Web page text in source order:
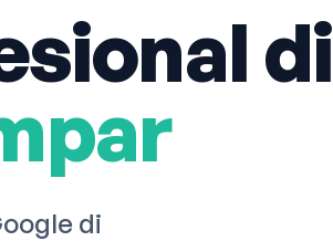
di
di